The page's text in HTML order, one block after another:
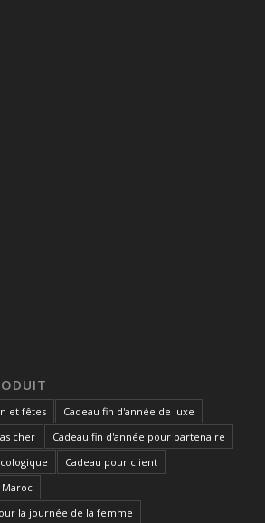
et fêtes
Cadeau fin d'année de luxe
cher
Cadeau fin d'année pour partenaire
Cadeau pour client
la journée de la femme